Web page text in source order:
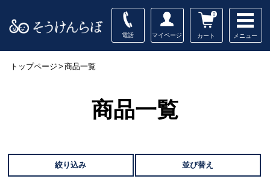
電話 マイページ カート
0
メニュー
トップページ > 商品一覧
商品一覧
絞り込み 並び替え